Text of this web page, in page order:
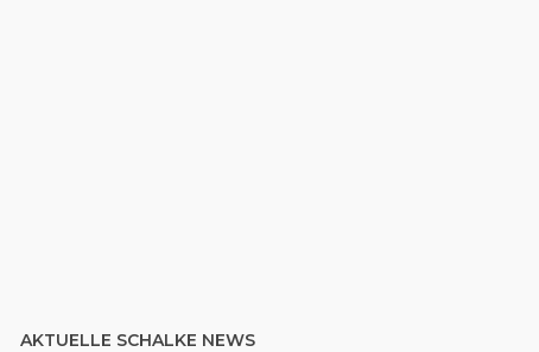
AKTUELLE SCHALKE NEWS